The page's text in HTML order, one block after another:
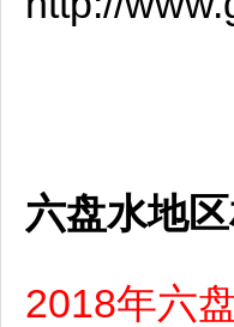
六盘水地
2018年六